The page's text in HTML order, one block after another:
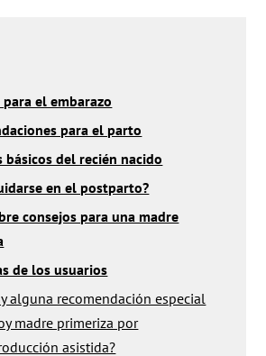
para el embarazo
para el parto
básicos del recién nacido
en el postparto?
consejos para una madre
de los usuarios
alguna recomendación especial
madre primeriza por
asistida?